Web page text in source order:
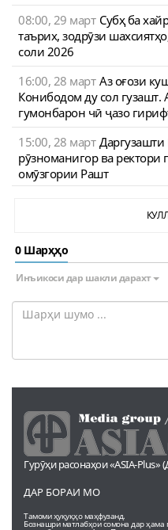
08:00, 29 март Субҳ ба
таърих, зодрӯзи
соли 2026
16:00, 28 март Аз оғози
Конибодом ду сол гузашт.
гумонбарон чӣ ҷазо
15:00, 28 март
рӯзноманигор ва
омӯзгории Рашт
0 Шарҳҳо
Инъикоси дар шакли дарахт
Гурӯҳи расонаҳои «ASIA-
ДАР БОРАИ МО
Тамоми ҳуқуқҳо маҳфузанд.
Бознашри матлабҳои сомона дар ҳама